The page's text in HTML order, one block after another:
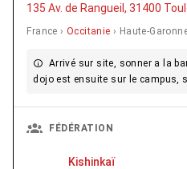
135 Av. de Rangueil, 31400
France › Occitanie › Haute-
Arrivé sur site, sonner a la
dojo est ensuite sur le campus,
FÉDÉRATION
Kishinkaï